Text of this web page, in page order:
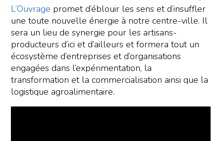
L’Ouvrage promet d’éblouir les sens et d’insuffler
une toute nouvelle énergie à notre centre-ville. Il
sera un lieu de synergie pour les artisans-
producteurs d’ici et d’ailleurs et formera tout un
écosystème d’entreprises et d’organisations
engagées dans l’expérimentation, la
transformation et la commercialisation ainsi que la
logistique agroalimentaire.